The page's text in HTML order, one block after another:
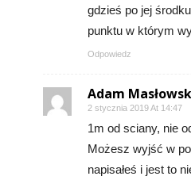
gdzieś po jej
punktu w którym
Odpowiedz
Adam
2 stycznia 2019 At 14:47
1m od sciany, nie
Możesz wyjść w
napisałeś i jest to